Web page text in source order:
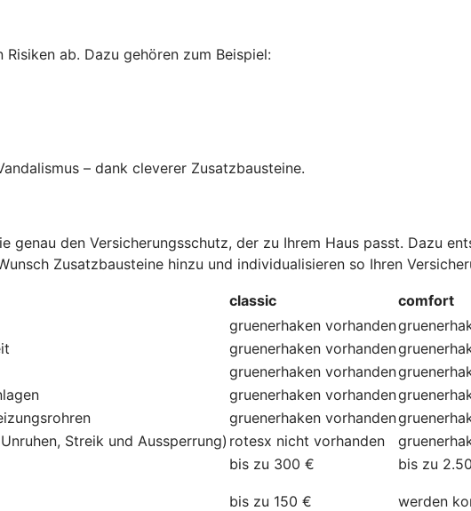
ab. Dazu gehören zum Beispiel:
– dank cleverer Zusatzbausteine.
genau den Versicherungsschutz, der zu Ihrem Haus passt. Dazu
Zusatzbausteine hinzu und individualisieren so Ihren
classic
comfort
gruenerhaken vorhanden
gruenerhaken vorhanden
gruenerhaken vorhanden
gruenerhaken vorhanden
gruenerhaken vorhanden
Streik und Aussperrung) rotesx nicht vorhanden
bis zu 300 € bis zu
bis zu 150 € werden